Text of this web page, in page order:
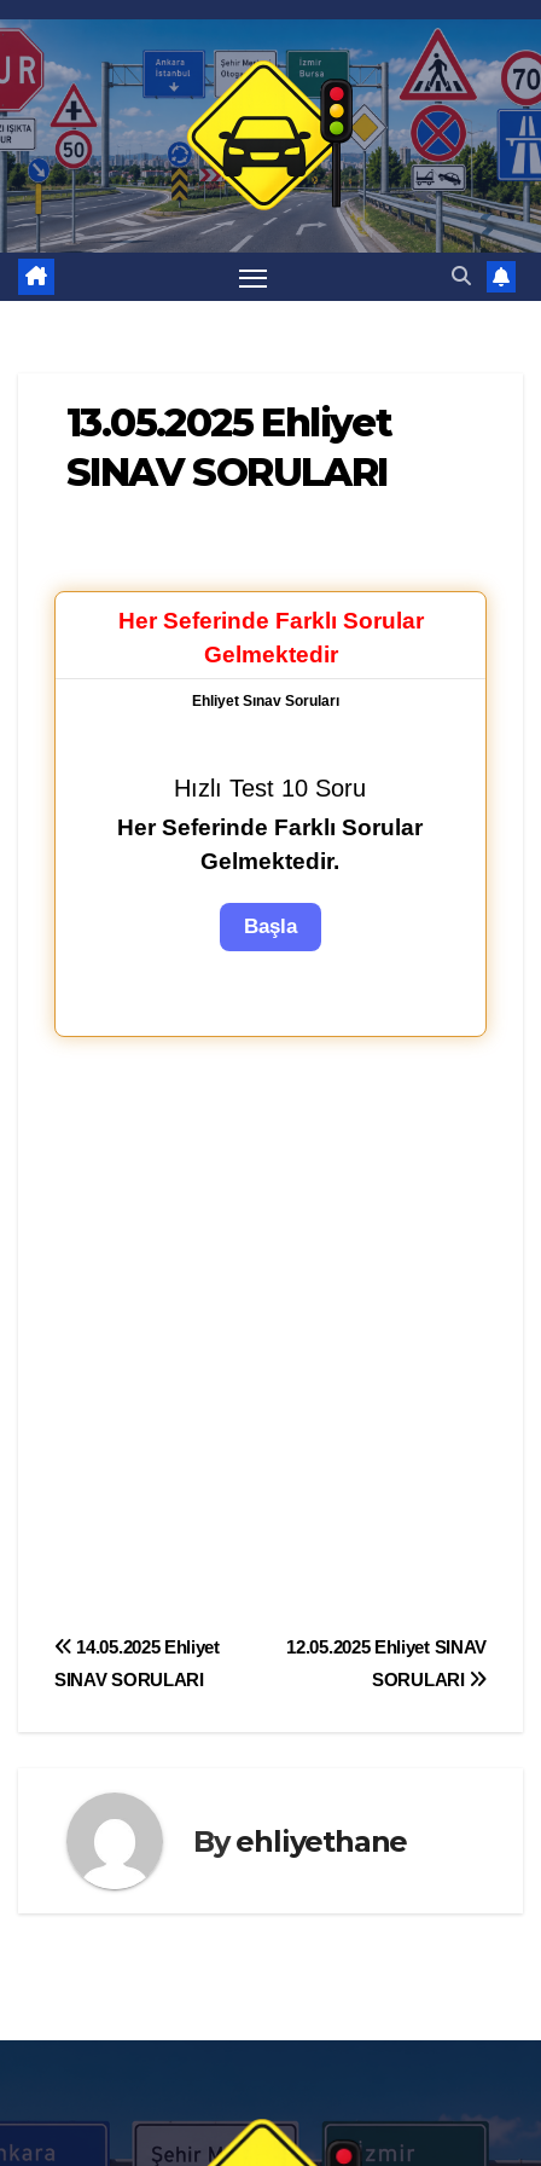
Skip
to
content
13.05.2025 Ehliyet
SINAV SORULARI
Her Seferinde Farklı Sorular
Gelmektedir
Ehliyet Sınav Soruları
Hızlı Test 10 Soru
Her Seferinde Farklı Sorular
Gelmektedir.
Yazı
12.05.2025 Ehliyet SINAV
SORULARI
14.05.2025 Ehliyet
SINAV SORULARI
Byehliyethane